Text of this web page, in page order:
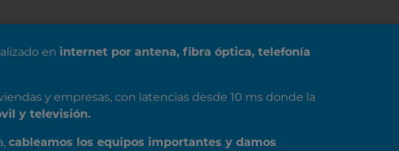
en internet por antena, fibra óptica, telefonía
y empresas, con latencias desde 10 ms donde la
y televisión.
cableamos los equipos importantes y damos